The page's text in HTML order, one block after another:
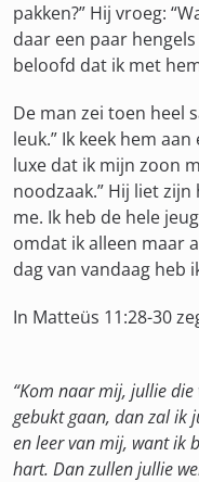
pakken?” Hij vroeg:
daar een paar
beloofd dat ik met
De man zei toen heel
leuk.” Ik keek hem
luxe dat ik mijn zoon
noodzaak.” Hij liet
me. Ik heb de hele
omdat ik alleen maar
dag van vandaag heb
In Matteüs 11:28-30
“Kom naar mij, jullie
gebukt gaan, dan zal ik
en leer van mij, want ik
hart. Dan zullen jullie